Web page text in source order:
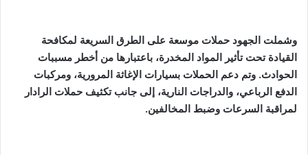
وشملت الجهود حملات موسعة على الطرق السريعة لمكافحة
القيادة تحت تأثير المواد المخدرة، باعتبارها من أخطر مسببات
الحوادث. وتم دعم الحملات بسيارات الإغاثة المرورية، ومركبات
الدفع الرباعي، والدراجات النارية، إلى جانب تكثيف حملات الرادار
لمراقبة السرعات وضبط المخالفين.